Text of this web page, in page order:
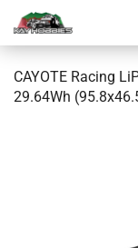
CAYOTE Racing
29.64Wh